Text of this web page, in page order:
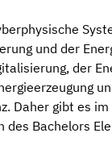
und der
der
Daher gibt es
Bachelors